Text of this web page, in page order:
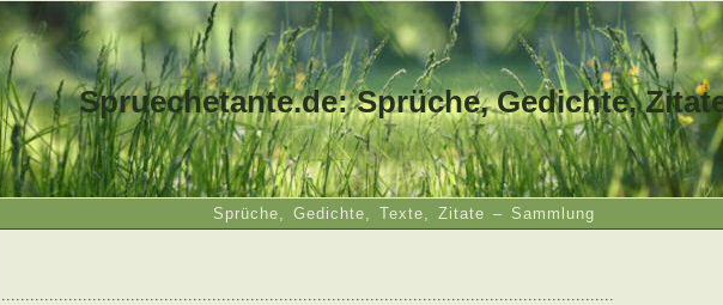
Spruechetante.de: Sprüche, Gedichte,
Sprüche, Gedichte, Texte, Zitate – Sammlung
................................................................................................................................